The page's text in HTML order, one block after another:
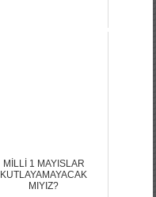
MİLLİ 1 MAYISLAR
KUTLAYAMAYACAK
MIYIZ?